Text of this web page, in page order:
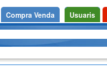
Compra Venda Usuaris